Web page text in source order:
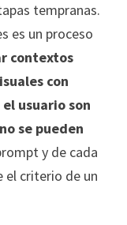
tempranas.
es un proceso
contextos
con
usuario son
se pueden
y de cada
el criterio de un